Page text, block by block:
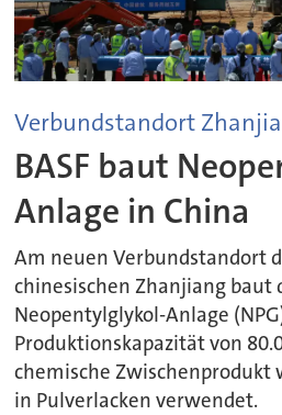
Verbundstandort
BASF baut
Anlage in China
Am neuen Verbundstandort
chinesischen Zhanjiang baut
Neopentylglykol-Anlage
Produktionskapazität von
chemische Zwischenprodukt
in Pulverlacken verwendet.